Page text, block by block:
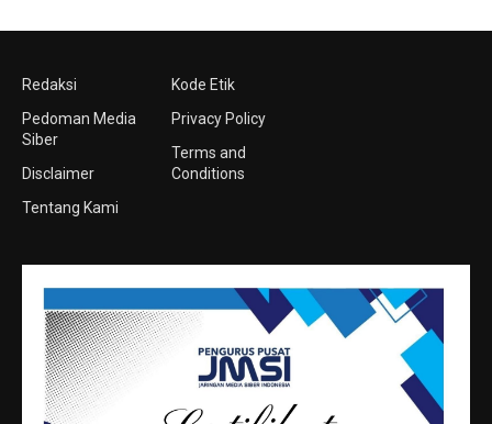
Redaksi
Pedoman Media
Siber
Disclaimer
Tentang Kami
Kode Etik
Privacy Policy
Terms and
Conditions